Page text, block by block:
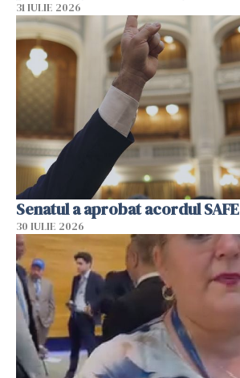
31 IULIE 2026
Senatul a aprobat acordul SAFE
30 IULIE 2026